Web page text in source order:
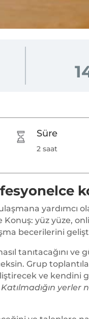
Süre
2 saat
yardımcı
Konuş: yüz yüze,
becerilerini
tanıtacağını ve
Grup
ve kendini
Katılmadığın yerler